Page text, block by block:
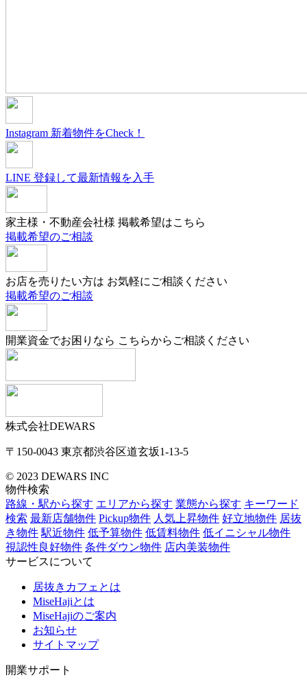
Instagram 新着物件をCheck！
LINE 登録して最新情報を入手
家主様・不動産会社様 掲載希望はこちら
掲載希望のご相談
お店を売りたい方は お気軽にご相談ください
掲載希望のご相談
開業資金でお困りなら こちらからご相談ください
株式会社DEWARS
〒150-0043 東京都渋谷区道玄坂1-13-5
© 2023 DEWARS INC
物件検索
路線・駅から探す エリアから探す 業態から探す キーワード
検索 最新店舗物件 Pickup物件 人気上昇物件 好立地物件 居抜
き物件 駅近物件 低予算物件 低賃料物件 低イニシャル物件
視認性良好物件 条件ダウン物件 店内美装物件
サービスについて
居抜きカフェとは
MiseHajiとは
MiseHajiのご案内
お知らせ
サイトマップ
開業サポート